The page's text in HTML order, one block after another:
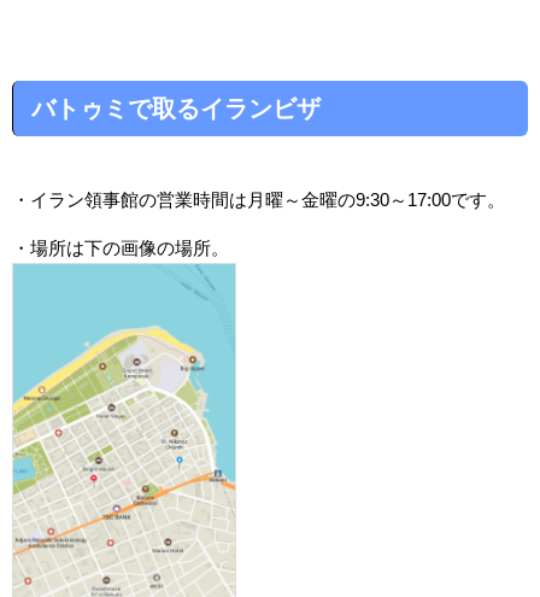
バトゥミで取るイランビザ
・イラン領事館の営業時間は月曜～金曜の9:30～17:00です。
・場所は下の画像の場所。